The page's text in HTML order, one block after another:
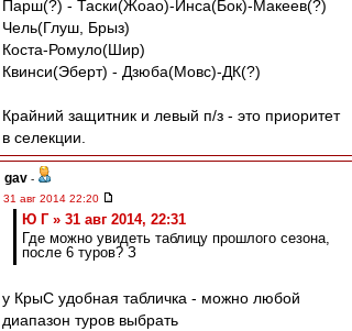
Парш(?) - Таски(Жоао)-Инса(Бок)-Макеев(?)
Чель(Глуш, Брыз)
Коста-Ромуло(Шир)
Квинси(Эберт) - Дзюба(Мовс)-ДК(?)
Крайний защитник и левый п/з - это приоритет
в селекции.
gav -
31 авг 2014 22:20
Ю Г » 31 авг 2014, 22:31
Где можно увидеть таблицу прошлого сезона,
после 6 туров? З
у КрыС удобная табличка - можно любой
диапазон туров выбрать